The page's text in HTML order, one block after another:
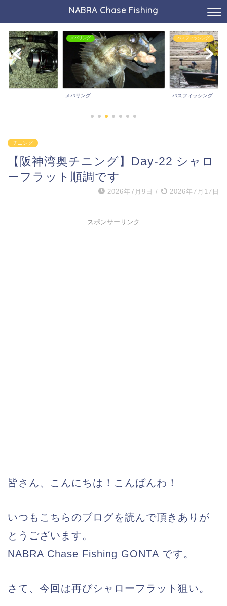
NABRA Chase Fishing
メバリング
メバリング
バスフィッシング
バスフィッシング
チニング
【阪神湾奥チニング】Day-22 シャロ
ーフラット順調です
2026年7月9日 / 2026年7月17日
スポンサーリンク
皆さん、こんにちは！こんばんわ！
いつもこちらのブログを読んで頂きありが
とうございます。
NABRA Chase Fishing GONTA です。
さて、今回は再びシャローフラット狙い。